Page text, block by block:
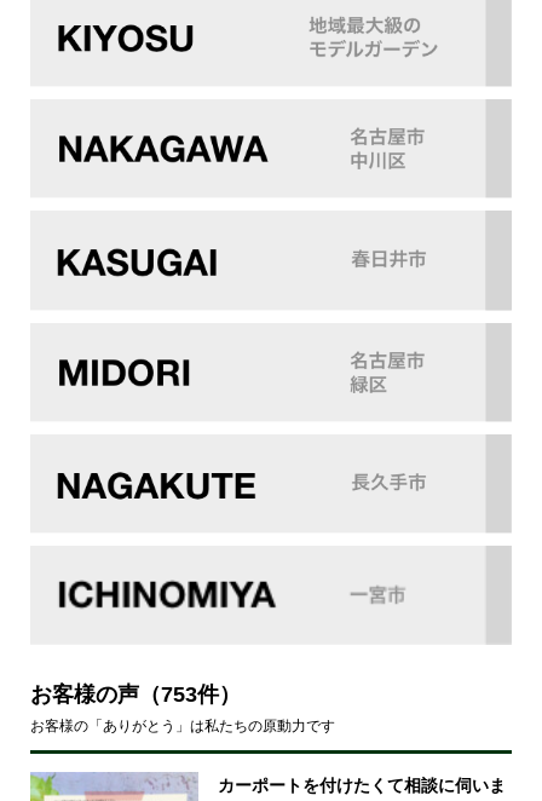
お客様の声（753件）
お客様の「ありがとう」は私たちの原動力です
カーポートを付けたくて相談に伺いま